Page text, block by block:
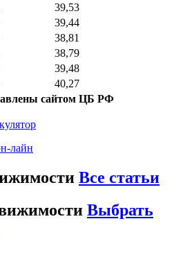
39,53
39,44
38,81
38,79
39,48
40,27
сайтом ЦБ РФ
лайн
Все статьи
Выбрать